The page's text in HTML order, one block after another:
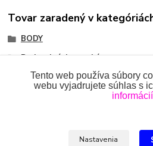
Tovar zaradený v
BODY
Body s krátkym rukávom
Tento web používa súbory
webu vyjadrujete súhlas s
Nastavenia